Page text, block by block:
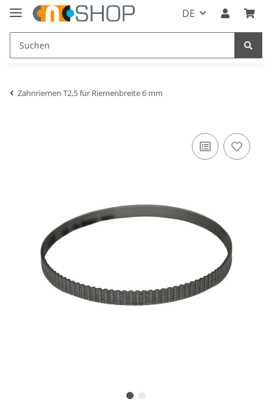
DE
Zahnriemen T2,5 für Riemenbreite 6 mm